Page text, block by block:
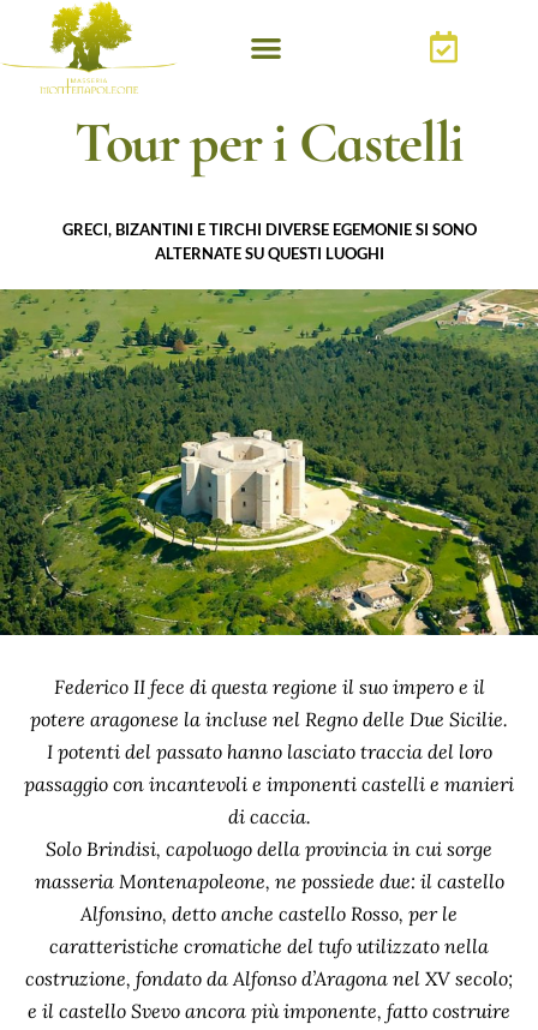
Tour per i Castelli
GRECI, BIZANTINI E TIRCHI DIVERSE EGEMONIE SI SONO
ALTERNATE SU QUESTI LUOGHI
Federico II fece di questa regione il suo impero e il
potere aragonese la incluse nel Regno delle Due Sicilie.
I potenti del passato hanno lasciato traccia del loro
passaggio con incantevoli e imponenti castelli e manieri
di caccia.
Solo Brindisi, capoluogo della provincia in cui sorge
masseria Montenapoleone, ne possiede due: il castello
Alfonsino, detto anche castello Rosso, per le
caratteristiche cromatiche del tufo utilizzato nella
costruzione, fondato da Alfonso d’Aragona nel XV secolo;
e il castello Svevo ancora più imponente, fatto costruire